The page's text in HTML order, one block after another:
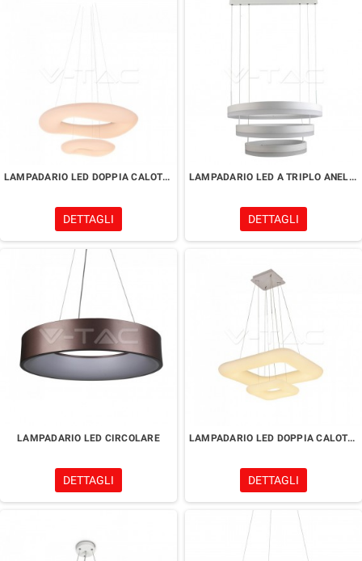
LAMPADARIO LED DOPPIA CALOTTA CON TELECOMANDO
DETTAGLI
LAMPADARIO LED A TRIPLO ANELLO
DETTAGLI
LAMPADARIO LED CIRCOLARE
DETTAGLI
LAMPADARIO LED DOPPIA CALOTTA CON TELECOMANDO
DETTAGLI